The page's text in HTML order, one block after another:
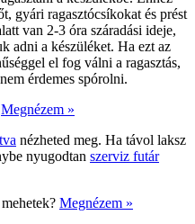
gyári ragasztócsíkokat és prést
van 2-3 óra száradási ideje,
adni a készüléket. Ha ezt az
el fog válni a ragasztás,
érdemes spórolni.
Megnézem »
nézheted meg. Ha távol laksz
nyugodtan szerviz futár
Megnézem »